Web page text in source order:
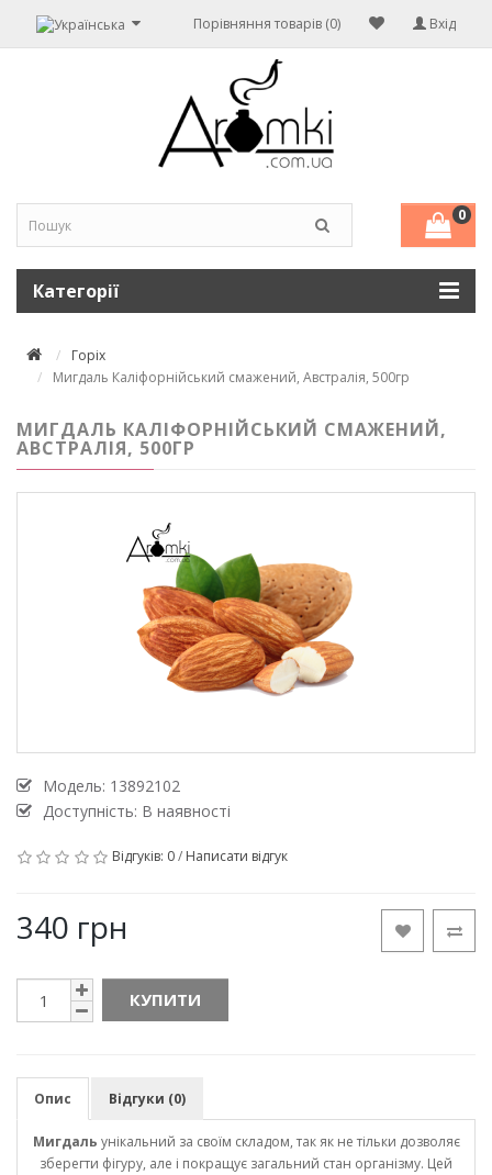
Вхід
Порівняння товарів (0)
0
Категорії
Горіх
Мигдаль Каліфорнійський смажений, Австралія, 500гр
МИГДАЛЬ КАЛІФОРНІЙСЬКИЙ СМАЖЕНИЙ,
АВСТРАЛІЯ, 500ГР
Модель: 13892102
Доступність: В наявності
Відгуків: 0/ Написати відгук
340 грн
КУПИТИ
Опис Відгуки (0)
Мигдаль унікальний за своїм складом, так як не тільки дозволяє
зберегти фігуру, але і покращує загальний стан організму. Цей